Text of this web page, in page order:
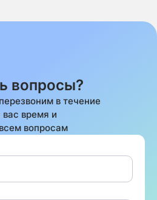
вопросы?
в течение
время и
вопросам